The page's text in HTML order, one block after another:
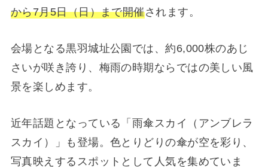
から7月5日（日）まで開催されます。
会場となる黒羽城址公園では、約6,000株のあじ
さいが咲き誇り、梅雨の時期ならではの美しい風
景を楽しめます。
近年話題となっている「雨傘スカイ（アンブレラ
スカイ）」も登場。色とりどりの傘が空を彩り、
写真映えするスポットとして人気を集めていま